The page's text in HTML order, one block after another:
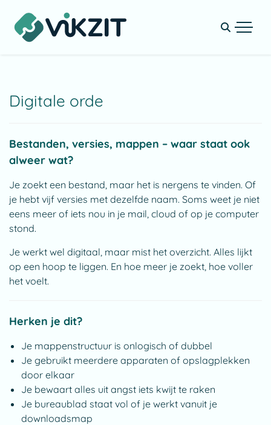
Digitale orde
Bestanden, versies, mappen – waar staat ook
alweer wat?
Je zoekt een bestand, maar het is nergens te vinden. Of
je hebt vijf versies met dezelfde naam. Soms weet je niet
eens meer of iets nou in je mail, cloud of op je computer
stond.
Je werkt wel digitaal, maar mist het overzicht. Alles lijkt
op een hoop te liggen. En hoe meer je zoekt, hoe voller
het voelt.
Herken je dit?
Je mappenstructuur is onlogisch of dubbel
Je gebruikt meerdere apparaten of opslagplekken
door elkaar
Je bewaart alles uit angst iets kwijt te raken
Je bureaublad staat vol of je werkt vanuit je
downloadsmap